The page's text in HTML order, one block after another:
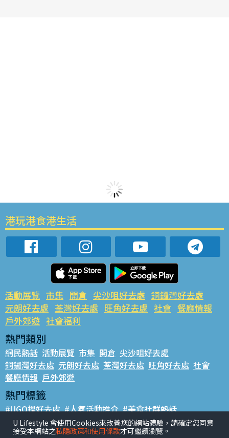
港玩港食港生活
活動展覽 市集 開倉 尖沙咀好去處 銅鑼灣好去處
元朗好去處 荃灣好去處 旺角好去處 社會 餐廳情報
戶外郊遊 社會福利
熱門類別
網民熱話 活動展覽 市集 開倉 尖沙咀好去處
銅鑼灣好去處 元朗好去處 荃灣好去處 旺角好去處 社會
餐廳情報 戶外郊遊
熱門標籤
#UGO搵好去處 #人氣活動推介 #美食社群熱話
#親子玩樂好去處 #ULifestyle應用程式 #限時搶
#UJetso禮物放送 #ULifestyle商戶中心 #著數
U Lifestyle 會使用Cookies來改善您的網站體驗，請確定您同意
接受本網站之私隱政策和使用條款才可繼續瀏覽。